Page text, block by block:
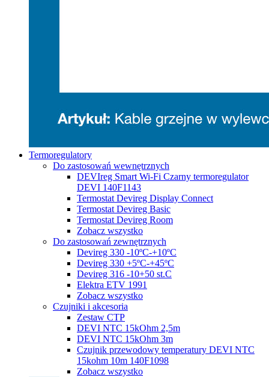
Termoregulatory
Do zastosowań wewnętrznych
DEVIreg Smart Wi-Fi Czarny termoregulator
DEVI 140F1143
Termostat Devireg Display Connect
Termostat Devireg Basic
Termostat Devireg Room
Zobacz wszystko
Do zastosowań zewnętrznych
Devireg 330 -10ºC-+10ºC
Devireg 330 +5ºC-+45ºC
Devireg 316 -10+50 st.C
Elektra ETV 1991
Zobacz wszystko
Czujniki i akcesoria
Zestaw CTP
DEVI NTC 15kOhm 2,5m
DEVI NTC 15kOhm 3m
Czujnik przewodowy temperatury DEVI NTC
15kohm 10m 140F1098
Zobacz wszystko